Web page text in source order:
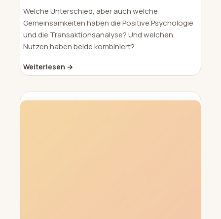
Welche Unterschied, aber auch welche
Gemeinsamkeiten haben die Positive Psychologie
und die Transaktionsanalyse? Und welchen
Nutzen haben beide kombiniert?
Weiterlesen →